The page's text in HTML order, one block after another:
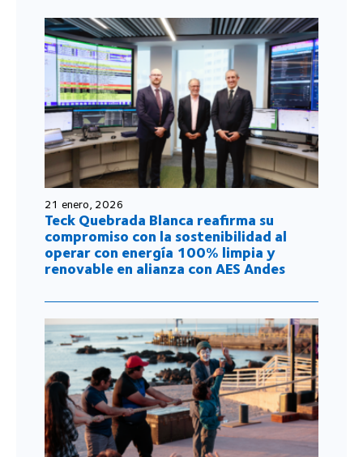
21 enero, 2026
Teck Quebrada Blanca reafirma su
compromiso con la sostenibilidad al
operar con energía 100% limpia y
renovable en alianza con AES Andes